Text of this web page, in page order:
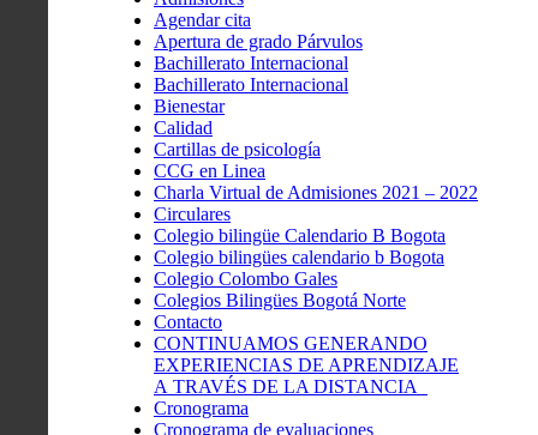
Agendar cita
Apertura de grado Párvulos
Bachillerato Internacional
Bachillerato Internacional
Bienestar
Calidad
Cartillas de psicología
CCG en Linea
Charla Virtual de Admisiones 2021 – 2022
Circulares
Colegio bilingüe Calendario B Bogota
Colegio bilingües calendario b Bogota
Colegio Colombo Gales
Colegios Bilingües Bogotá Norte
Contacto
CONTINUAMOS GENERANDO
EXPERIENCIAS DE APRENDIZAJE
A TRAVÉS DE LA DISTANCIA
Cronograma
Cronograma de evaluaciones